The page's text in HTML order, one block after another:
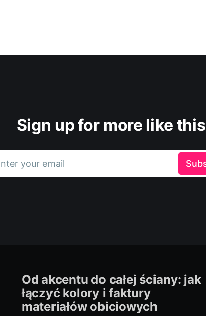
Sign up for more like
your email
Od akcentu do całej ściany: jak
łączyć kolory i faktury
materiałów obiciowych